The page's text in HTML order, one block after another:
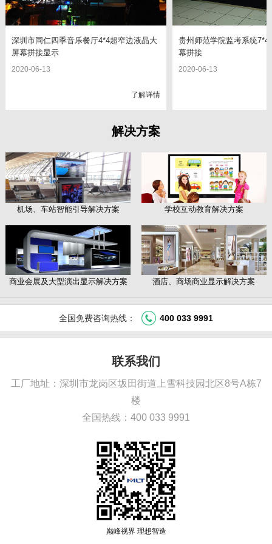
深圳市同仁四季音乐餐厅4*4超窄边液晶大
屏幕拼接显示
2020-06-13
了解详情
贵州师范学院监考系统7*4
幕拼接
2020-06-13
解决方案
机场、车站智能引导解决方案 学校互动教育解决方案
商业会展及大型演出显示解决方案 酒店、商场商业显示解决方案
全国免费咨询热线： 400 033 9991
联系我们
工厂地址：深圳市龙岗区坂田街道上雪科技园北区8号A栋7
楼
全国热线：400 033 9991
巅峰视界 理想智造